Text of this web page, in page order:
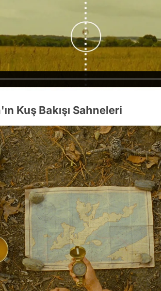
Kuş Bakışı Sahneleri